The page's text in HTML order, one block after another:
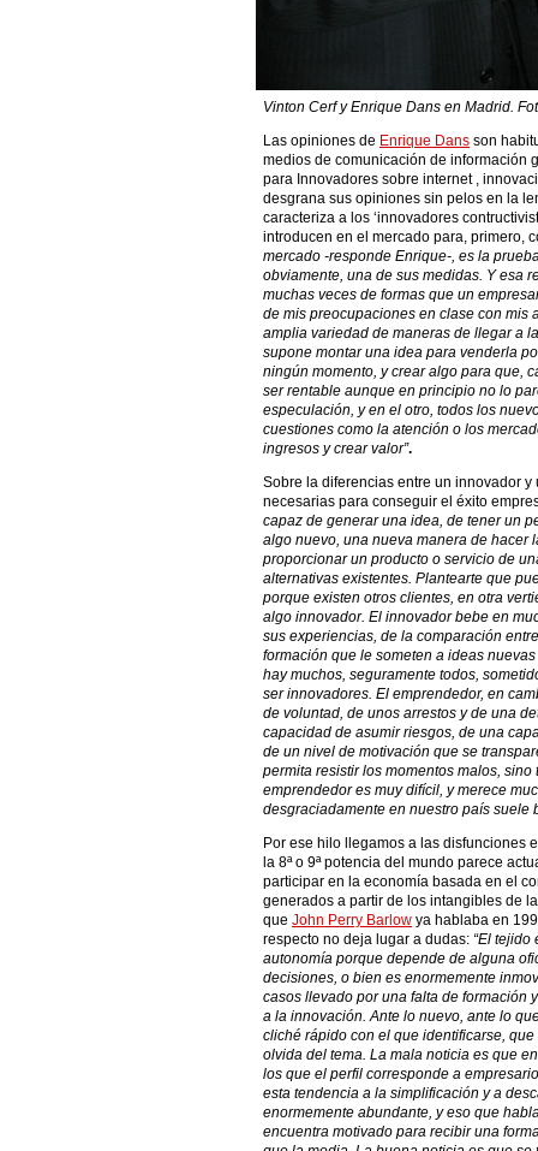
Vinton Cerf y Enrique Dans en Madrid.
Las opiniones de Enrique Dans son
medios de comunicación de información
para Innovadores sobre internet ,
desgrana sus opiniones sin pelos en la
caracteriza a los ‘innovadores
introducen en el mercado para, primero,
mercado -responde Enrique-, es la
obviamente, una de sus medidas. Y esa
muchas veces de formas que un
de mis preocupaciones en clase con mis
amplia variedad de maneras de llegar a
supone montar una idea para venderla
ningún momento, y crear algo para que,
ser rentable aunque en principio no lo
especulación, y en el otro, todos los
cuestiones como la atención o los
ingresos y crear valor”.
Sobre la diferencias entre un innovador
necesarias para conseguir el éxito
capaz de generar una idea, de tener un
algo nuevo, una nueva manera de hacer
proporcionar un producto o servicio de
alternativas existentes. Plantearte que
porque existen otros clientes, en otra
algo innovador. El innovador bebe en
sus experiencias, de la comparación
formación que le someten a ideas
hay muchos, seguramente todos,
ser innovadores. El emprendedor, en
de voluntad, de unos arrestos y de una
capacidad de asumir riesgos, de una
de un nivel de motivación que se
permita resistir los momentos malos,
emprendedor es muy difícil, y merece
desgraciadamente en nuestro país suele
Por ese hilo llegamos a las disfunciones
la 8ª o 9ª potencia del mundo parece
participar en la economía basada en el
generados a partir de los intangibles de
que John Perry Barlow ya hablaba en
respecto no deja lugar a dudas: “El
autonomía porque depende de alguna
decisiones, o bien es enormemente
casos llevado por una falta de formación
a la innovación. Ante lo nuevo, ante lo
cliché rápido con el que identificarse,
olvida del tema. La mala noticia es que
los que el perfil corresponde a
esta tendencia a la simplificación y a
enormemente abundante, y eso que
encuentra motivado para recibir una